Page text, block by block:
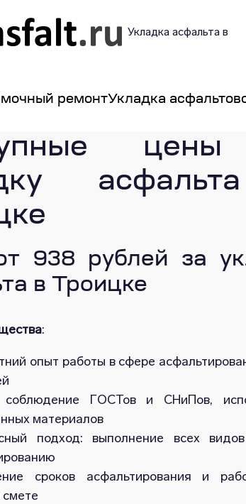
Укладка асфальта в
ремонтУкладка
938 рублей за
в Троицке
:
опыт работы в сфере
соблюдение ГОСТов и СНиПов,
материалов
подход: выполнение всех
сроков асфальтирования и
смете